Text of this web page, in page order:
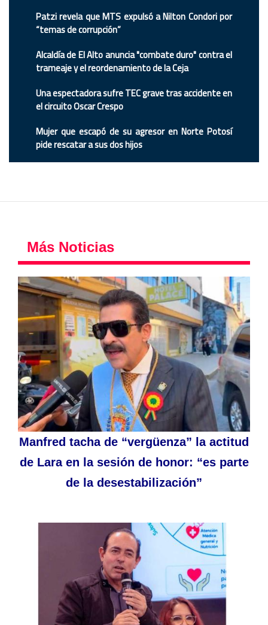
Patzi revela que MTS expulsó a Nilton Condori por
“temas de corrupción”
Alcaldía de El Alto anuncia "combate duro" contra el
trameaje y el reordenamiento de la Ceja
Una espectadora sufre TEC grave tras accidente en
el circuito Oscar Crespo
Mujer que escapó de su agresor en Norte Potosí
pide rescatar a sus dos hijos
Más Noticias
Manfred tacha de “vergüenza” la actitud
de Lara en la sesión de honor: “es parte
de la desestabilización”